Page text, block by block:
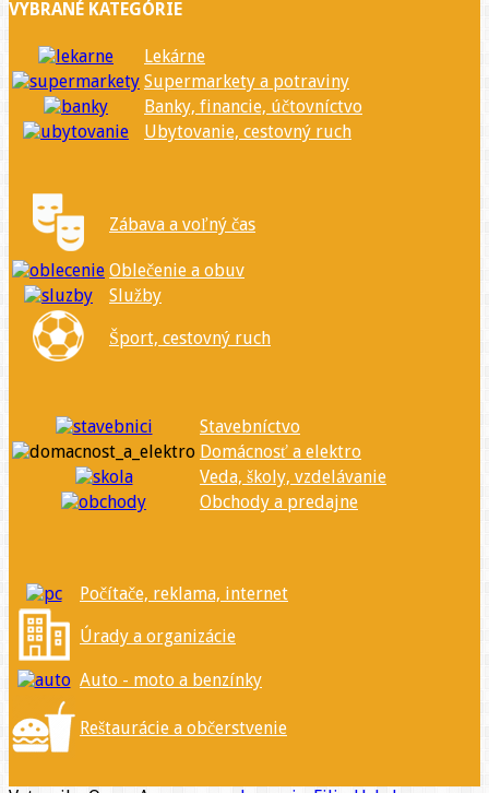
VYBRANÉ KATEGÓRIE
Lekárne
Supermarkety a potraviny
Banky, financie, účtovníctvo
Ubytovanie, cestovný ruch
Zábava a voľný čas
Oblečenie a obuv
Služby
Šport, cestovný ruch
Stavebníctvo
Domácnosť a elektro
Veda, školy, vzdelávanie
Obchody a predajne
Počítače, reklama, internet
Úrady a organizácie
Auto - moto a benzínky
Reštaurácie a občerstvenie